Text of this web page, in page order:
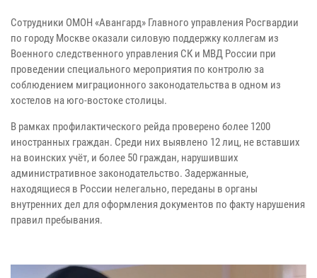
Сотрудники ОМОН «Авангард» Главного управления Росгвардии
по городу Москве оказали силовую поддержку коллегам из
Военного следственного управления СК и МВД России при
проведении специального мероприятия по контролю за
соблюдением миграционного законодательства в одном из
хостелов на юго-востоке столицы.
В рамках профилактического рейда проверено более 1200
иностранных граждан. Среди них выявлено 12 лиц, не вставших
на воинских учёт, и более 50 граждан, нарушивших
административное законодательство. Задержанные,
находящиеся в России нелегально, переданы в органы
внутренних дел для оформления документов по факту нарушения
правил пребывания.